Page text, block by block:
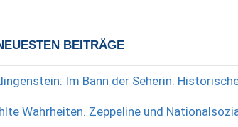
BEITRÄGE
Im Bann der Seherin.
Wahrheiten. Zeppeline und